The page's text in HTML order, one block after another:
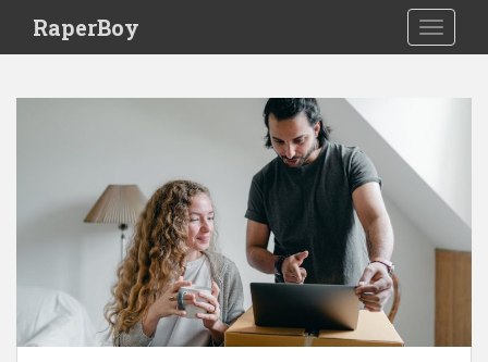
i
RaperBoy